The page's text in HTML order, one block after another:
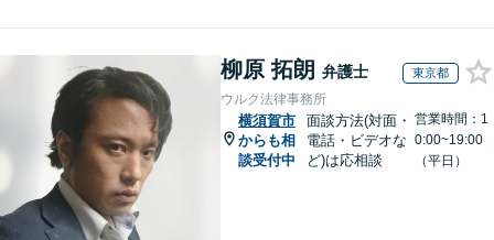
柳原 拓朗 弁護士 東京都
ウルク法律事務所
横須賀市
からも相
談受付中
面談方法(対面・
電話・ビデオな
ど)は応相談
営業時間：1
0:00~19:00
（平日）